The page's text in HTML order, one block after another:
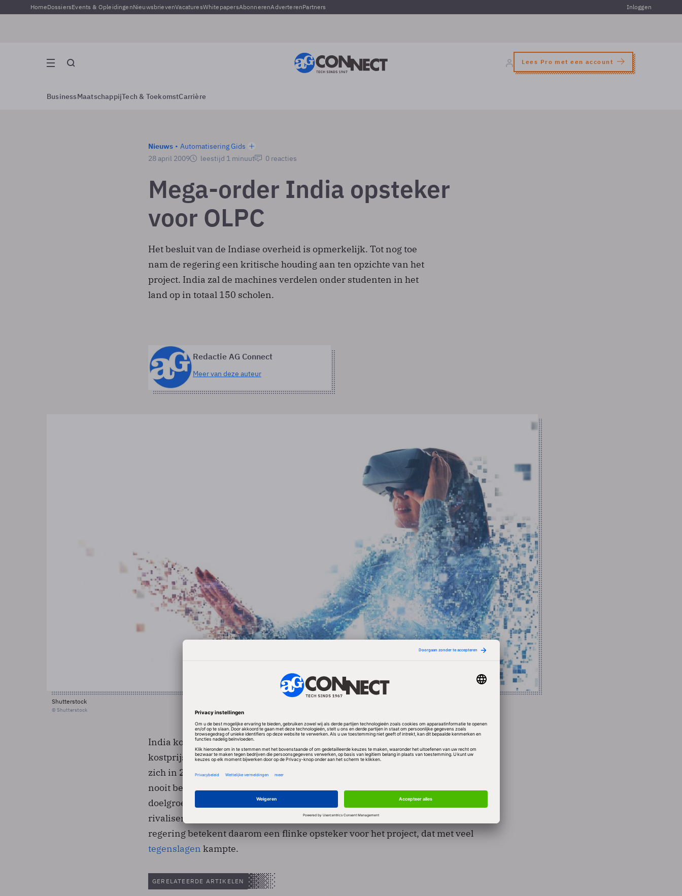
HomeDossiersEvents & OpleidingenNieuwsbrievenVacaturesWhitepapersAbonnerenAdverterenPartners Inloggen
Lees Pro met een account
BusinessMaatschappijTech & ToekomstCarrière
Nieuws
Automatisering Gids
28 april 2009
leestijd 1 minuut 0 reacties
Mega-order India opsteker
voor OLPC
Het besluit van de Indiase overheid is opmerkelijk. Tot nog toe
nam de regering een kritische houding aan ten opzichte van het
project. India zal de machines verdelen onder studenten in het
land op in totaal 150 scholen.
Redactie AG Connect
Meer van deze auteur
Shutterstock
© Shutterstock
India koesterde twee jaar lang de ambitie zelf een laptop te bouwen met een
kostprijs van 10 dollar. Van dat plan heeft het land nu afgezien. OLPC richtte
zich in 2005 op een prijs van 100 dollar per laptop. Dat prijsniveau is echter
nooit bereikt.
doelgroep zijn aangekomen. Het project loopt daarmee achter op het
rivaliserende Classmate-concept van Intel. De grote opdracht van de Indiase
regering betekent daarom een flinke opsteker voor het project, dat met veel
tegenslagen kampte.
GERELATEERDE ARTIKELEN